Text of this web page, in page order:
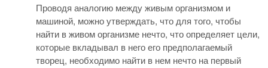
Проводя аналогию между живым организмом и
машиной, можно утверждать, что для того, чтобы
найти в живом организме нечто, что определяет цели,
которые вкладывал в него его предполагаемый
творец, необходимо найти в нем нечто на первый